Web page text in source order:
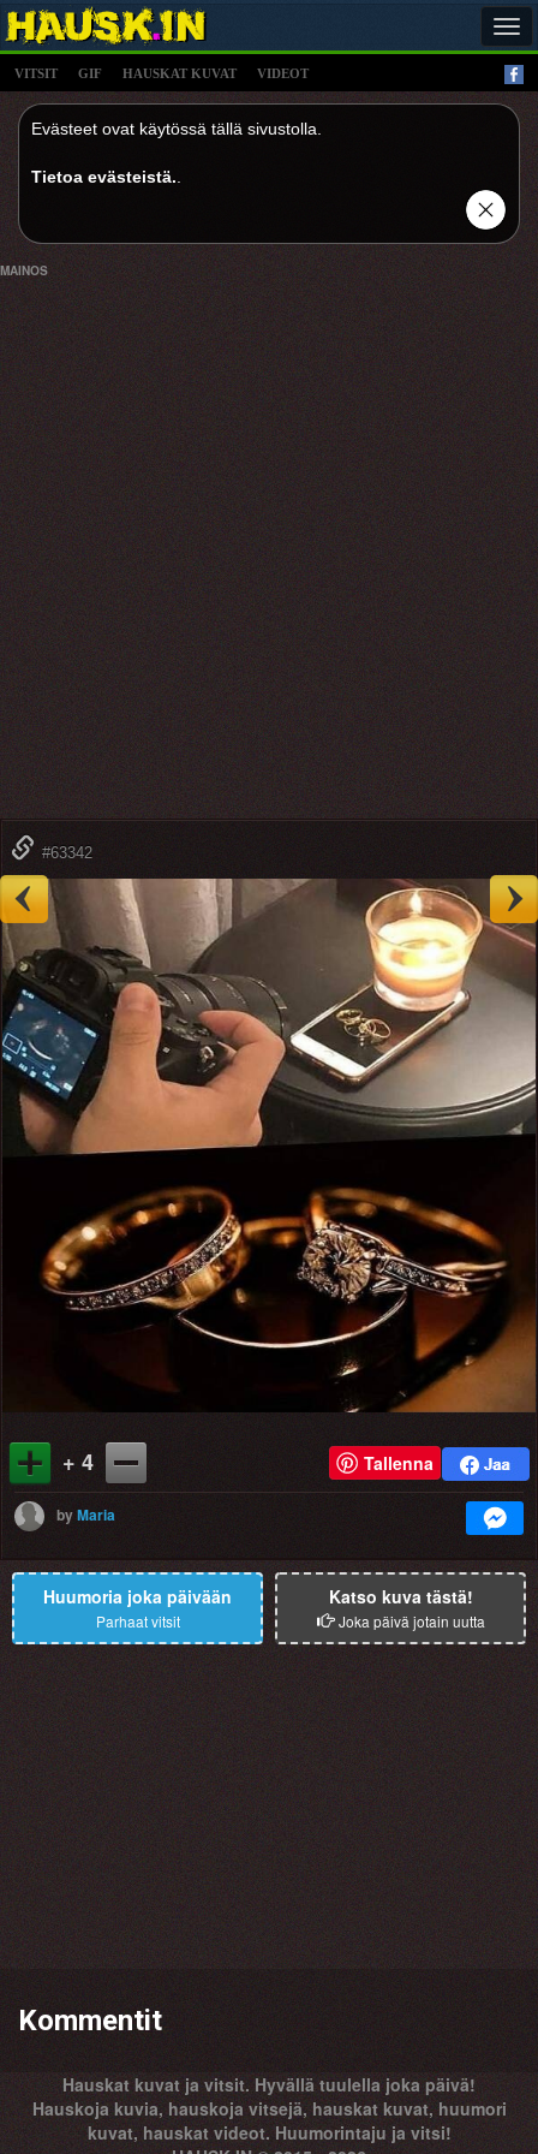
VITSIT GIF HAUSKAT KUVAT VIDEOT
Evästeet ovat käytössä tällä sivustolla.
Tietoa evästeistä.
MAINOS
#63342
+ 4 Tallenna
byMaria
Huumoria joka päivään
Parhaat vitsit
Katso kuva tästä!
Joka päivä jotain uutta
Kommentit
Hauskat kuvat ja vitsit. Hyvällä tuulella joka päivä!
Hauskoja kuvia, hauskoja vitsejä, hauskat kuvat, huumori
kuvat, hauskat videot. Huumorintaju ja vitsi!